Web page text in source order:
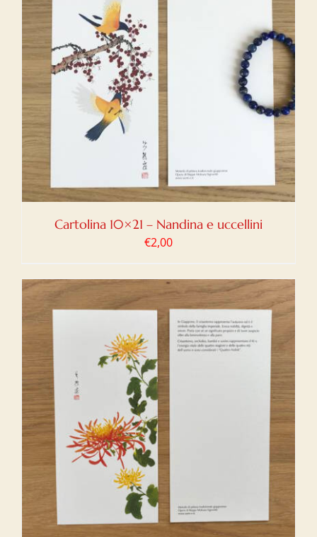
Cartolina 10×21 – Nandina e uccellini
€2,00